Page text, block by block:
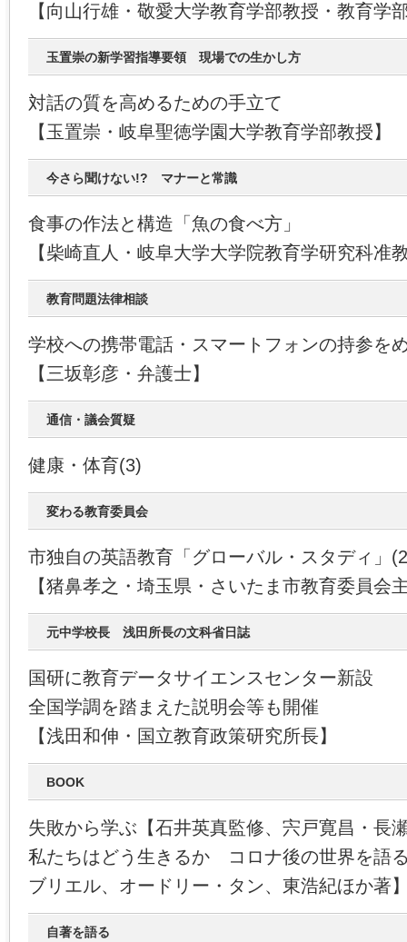
【向山行雄・敬愛大学教育学部教授・教育学
玉置崇の新学習指導要領 現場での生かし方
対話の質を高めるための手立て
【玉置崇・岐阜聖徳学園大学教育学部教授】
今さら聞けない!? マナーと常識
食事の作法と構造「魚の食べ方」
【柴崎直人・岐阜大学大学院教育学研究科准
教育問題法律相談
学校への携帯電話・スマートフォンの持参を
【三坂彰彦・弁護士】
通信・議会質疑
健康・体育(3)
変わる教育委員会
市独自の英語教育「グローバル・スタディ」
【猪鼻孝之・埼玉県・さいたま市教育委員会
元中学校長 浅田所長の文科省日誌
国研に教育データサイエンスセンター新設
全国学調を踏まえた説明会等も開催
【浅田和伸・国立教育政策研究所長】
BOOK
失敗から学ぶ【石井英真監修、宍戸寛昌・長
私たちはどう生きるか コロナ後の世界を語
ブリエル、オードリー・タン、東浩紀ほか著
自著を語る